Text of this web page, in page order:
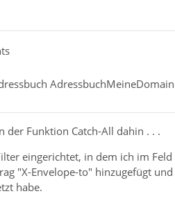
AdressbuchMeineDomain
der Funktion Catch-All dahin . . .
eingerichtet, in dem ich im
"X-Envelope-to" hinzugefügt
habe.